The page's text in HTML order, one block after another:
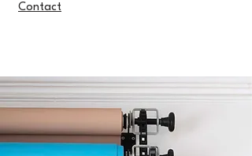
Contact